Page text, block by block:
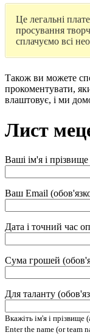
Це легальні
просування
сплачуємо всі
Також ви можете
прокоментувати,
влаштовує, і ми
Лист
Ваші ім'я і
Ваш Email
Дата і точний час
Сума грошей
Для таланту
Вкажіть ім'я і прізвище
Enter the name (or team